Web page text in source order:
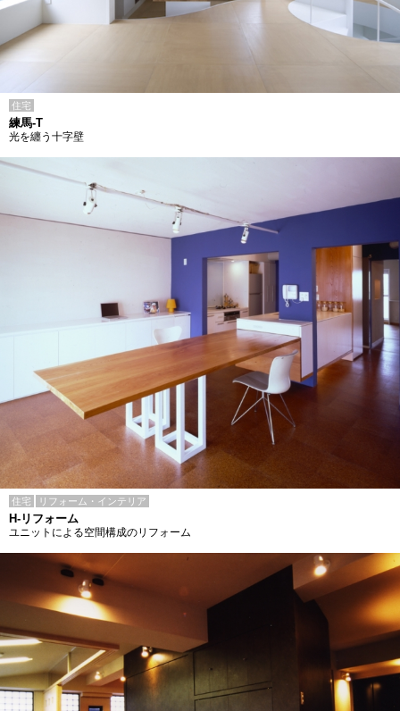
住宅
練馬-T
光を纏う十字壁
住宅 リフォーム・インテリア
H-リフォーム
ユニットによる空間構成のリフォーム